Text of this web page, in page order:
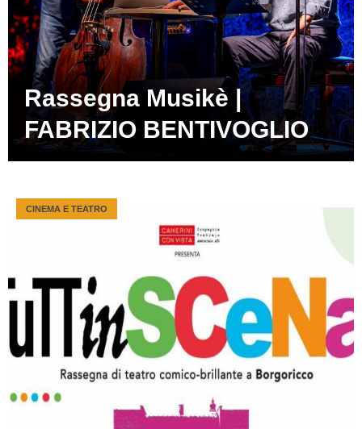
Rassegna Musikè |
FABRIZIO BENTIVOGLIO
CINEMA E TEATRO